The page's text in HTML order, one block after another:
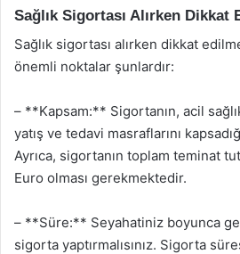
Sağlık Sigortası Alırken
Sağlık sigortası alırken dikkat
önemli noktalar şunlardır:
– **Kapsam:** Sigortanın, acil
yatış ve tedavi masraflarını
Ayrıca, sigortanın toplam teminat
Euro olması gerekmektedir.
– **Süre:** Seyahatiniz boyunca
sigorta yaptırmalısınız. Sigorta